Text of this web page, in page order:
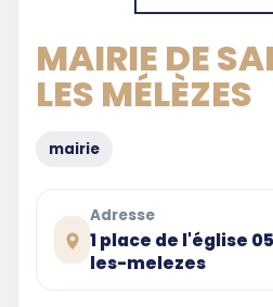
MAIRIE DE
LES MÉLÈZES
mairie
Adresse
1 place de l'église
les-melezes